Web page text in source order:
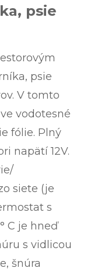
psie
psie
V tomto
vodotesné
fólie. Plný
napätí 12V.
siete (je
s
C je hneď
s vidlicou
šnúra